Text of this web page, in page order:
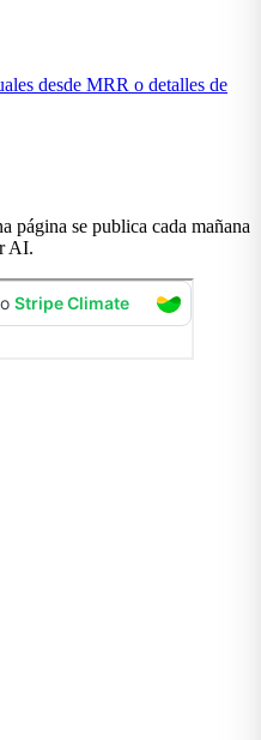
desde MRR o detalles de
página se publica cada mañana
AI.